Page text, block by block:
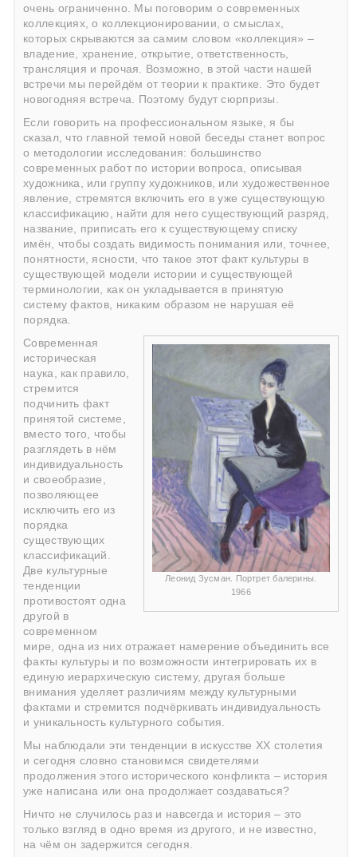
очень ограниченно. Мы поговорим о современных
коллекциях, о коллекционировании, о смыслах,
которых скрываются за самим словом «коллекция» –
владение, хранение, открытие, ответственность,
трансляция и прочая. Возможно, в этой части нашей
встречи мы перейдём от теории к практике. Это будет
новогодняя встреча. Поэтому будут сюрпризы.
Если говорить на профессиональном языке, я бы
сказал, что главной темой новой беседы станет вопрос
о методологии исследования: большинство
современных работ по истории вопроса, описывая
художника, или группу художников, или художественное
явление, стремятся включить его в уже существующую
классификацию, найти для него существующий разряд,
название, приписать его к существующему списку
имён, чтобы создать видимость понимания или, точнее,
понятности, ясности, что такое этот факт культуры в
существующей модели истории и существующей
терминологии, как он укладывается в принятую
систему фактов, никаким образом не нарушая её
порядка.
Леонид Зусман. Портрет балерины.
1966
Современная
историческая
наука, как правило,
стремится
подчинить факт
принятой системе,
вместо того, чтобы
разглядеть в нём
индивидуальность
и своеобразие,
позволяющее
исключить его из
порядка
существующих
классификаций.
Две культурные
тенденции
противостоят одна
другой в
современном
мире, одна из них отражает намерение объединить все
факты культуры и по возможности интегрировать их в
единую иерархическую систему, другая больше
внимания уделяет различиям между культурными
фактами и стремится подчёркивать индивидуальность
и уникальность культурного события.
Мы наблюдали эти тенденции в искусстве ХХ столетия
и сегодня словно становимся свидетелями
продолжения этого исторического конфликта – история
уже написана или она продолжает создаваться?
Ничто не случилось раз и навсегда и история – это
только взгляд в одно время из другого, и не известно,
на чём он задержится сегодня.